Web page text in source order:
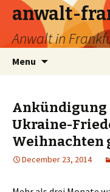
anwalt-
Anwalt in
Menu
Ankündigung
Ukraine-
Weihnachten
December 23, 2014